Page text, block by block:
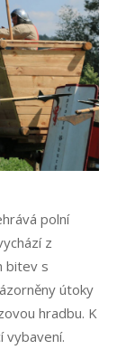
polní
z
bitev s
útoky
hradbu. K
vybavení.